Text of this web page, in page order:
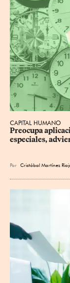
CAPITAL HUMANO
Preocupa
especiales,
Por Cristóbal Martínez